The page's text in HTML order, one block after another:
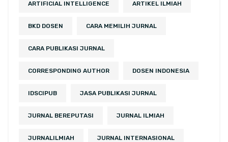
ARTIFICIAL INTELLIGENCE ARTIKEL ILMIAH
BKD DOSEN CARA MEMILIH JURNAL
CARA PUBLIKASI JURNAL
CORRESPONDING AUTHOR DOSEN INDONESIA
IDSCIPUB JASA PUBLIKASI JURNAL
JURNAL BEREPUTASI JURNAL ILMIAH
JURNALILMIAH JURNAL INTERNASIONAL